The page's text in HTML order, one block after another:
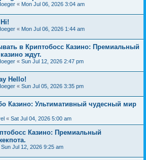
« Mon Jul 06, 2026 3:04 am
« Mon Jul 06, 2026 1:44 am
в Криптобосс Казино: Премиальный
ждут.
« Sun Jul 12, 2026 2:47 pm
Hello!
« Sun Jul 05, 2026 3:35 pm
Казино: Ультимативный чудесный мир
« Sat Jul 04, 2026 5:00 am
Казино: Премиальный
Sun Jul 12, 2026 9:25 am